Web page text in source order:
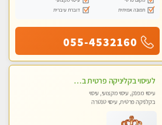
תמונה אמיתית
דוברת עיברית
055-4532160
לעיסוי בקליניקה פרטית באשדוד מעסה איכותית מקצועית כל סוגי העיסוי עיסוי איכותי ומפנק.ללא מין !!
עיסוי מפנק, עיסוי מקצועי, עיסוי
בקלניקה פרטית, עיסוי טנטרה